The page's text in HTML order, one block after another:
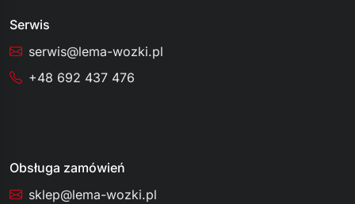
Serwis
serwis@lema-wozki.pl
+48 692 437 476
Obsługa zamówień
sklep@lema-wozki.pl